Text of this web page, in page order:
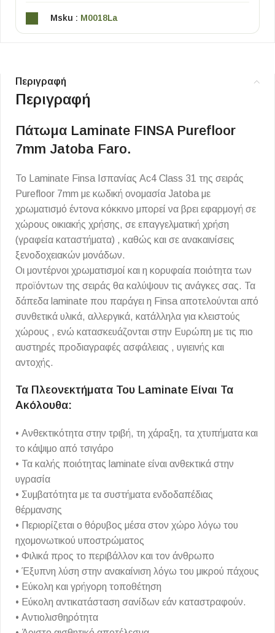
Msku : M0018La
Περιγραφή
Περιγραφή
Πάτωμα Laminate FINSA Purefloor
7mm Jatoba Faro.
Το Laminate Finsa Ισπανίας Ac4 Class 31 της σειράς
Purefloor 7mm με κωδική ονομασία Jatoba με
χρωματισμό έντονα κόκκινο μπορεί να βρει εφαρμογή σε
χώρους οικιακής χρήσης, σε επαγγελματική χρήση
(γραφεία καταστήματα) , καθώς και σε ανακαινίσεις
ξενοδοχειακών μονάδων.
Οι μοντέρνοι χρωματισμοί και η κορυφαία ποιότητα των
προϊόντων της σειράς θα καλύψουν τις ανάγκες σας. Τα
δάπεδα laminate που παράγει η Finsa αποτελούνται από
συνθετικά υλικά, αλλεργικά, κατάλληλα για κλειστούς
χώρους , ενώ κατασκευάζονται στην Ευρώπη με τις πιο
αυστηρές προδιαγραφές ασφάλειας , υγιεινής και
αντοχής.
Τα Πλεονεκτήματα Του Laminate Είναι Τα
Ακόλουθα:
• Ανθεκτικότητα στην τριβή, τη χάραξη, τα χτυπήματα και
το κάψιμο από τσιγάρο
• Τα καλής ποιότητας laminate είναι ανθεκτικά στην
υγρασία
• Συμβατότητα με τα συστήματα ενδοδαπέδιας
θέρμανσης
• Περιορίζεται ο θόρυβος μέσα στον χώρο λόγω του
ηχομονωτικού υποστρώματος
• Φιλικά προς το περιβάλλον και τον άνθρωπο
• Έξυπνη λύση στην ανακαίνιση λόγω του μικρού πάχους
• Εύκολη και γρήγορη τοποθέτηση
• Εύκολη αντικατάσταση σανίδων εάν καταστραφούν.
• Αντιολισθηρότητα